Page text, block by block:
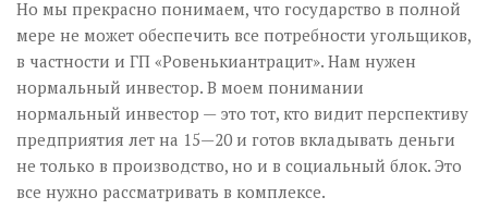
Но мы прекрасно понимаем, что государство в полной
мере не может обеспечить все потребности угольщиков,
в частности и ГП «Ровенькиантрацит». Нам нужен
нормальный инвестор. В моем понимании
нормальный инвестор — это тот, кто видит перспективу
предприятия лет на 15—20 и готов вкладывать деньги
не только в производство, но и в социальный блок. Это
все нужно рассматривать в комплексе.